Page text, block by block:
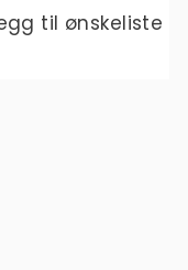
til ønskeliste